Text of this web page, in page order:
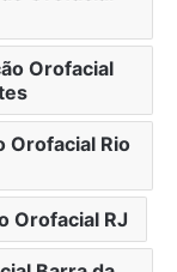
Orofacial
Orofacial Rio
Orofacial RJ